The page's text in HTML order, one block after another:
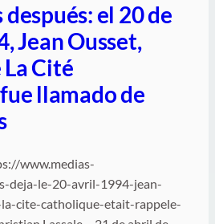
el 20 de
Jean Ousset,
Cité
llamado de
www.medias-
deja-le-20-avril-1994-jean-
cite-catholique-etait-rappele-